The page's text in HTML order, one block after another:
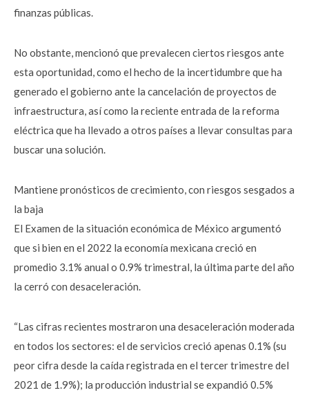
finanzas públicas.
No obstante, mencionó que prevalecen ciertos riesgos ante
esta oportunidad, como el hecho de la incertidumbre que ha
generado el gobierno ante la cancelación de proyectos de
infraestructura, así como la reciente entrada de la reforma
eléctrica que ha llevado a otros países a llevar consultas para
buscar una solución.
Mantiene pronósticos de crecimiento, con riesgos sesgados a
la baja
El Examen de la situación económica de México argumentó
que si bien en el 2022 la economía mexicana creció en
promedio 3.1% anual o 0.9% trimestral, la última parte del año
la cerró con desaceleración.
“Las cifras recientes mostraron una desaceleración moderada
en todos los sectores: el de servicios creció apenas 0.1% (su
peor cifra desde la caída registrada en el tercer trimestre del
2021 de 1.9%); la producción industrial se expandió 0.5%